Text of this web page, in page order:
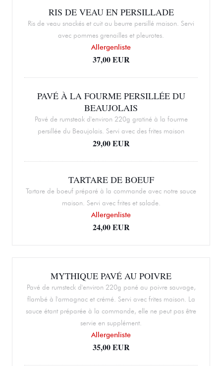
RIS DE VEAU EN PERSILLADE
Ris de veau snackés et cuit au beurre persillé maison. Servi
avec pommes grenailles et pleurotes.
Allergenliste
37,00 EUR
PAVÉ À LA FOURME PERSILLÉE DU
BEAUJOLAIS
Pavé de rumsteak d'environ 220g gratiné à la fourme
persillée du Beaujolais. Servi avec des frites maison
29,00 EUR
TARTARE DE BOEUF
Tartare de boeuf préparé à la commande avec notre sauce
maison. Servi avec frites et salade.
Allergenliste
24,00 EUR
MYTHIQUE PAVÉ AU POIVRE
Pavé de rumsteck d'environ 220g pané au poivre sauvage,
flambé à l'armagnac et crémé. Servi avec frites maison. La
sauce étant préparée à la commande, elle ne peut pas être
servie en supplément.
Allergenliste
35,00 EUR